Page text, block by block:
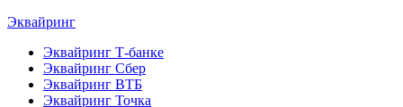
Эквайринг
Эквайринг Т-банке
Эквайринг Сбер
Эквайринг ВТБ
Эквайринг Точка